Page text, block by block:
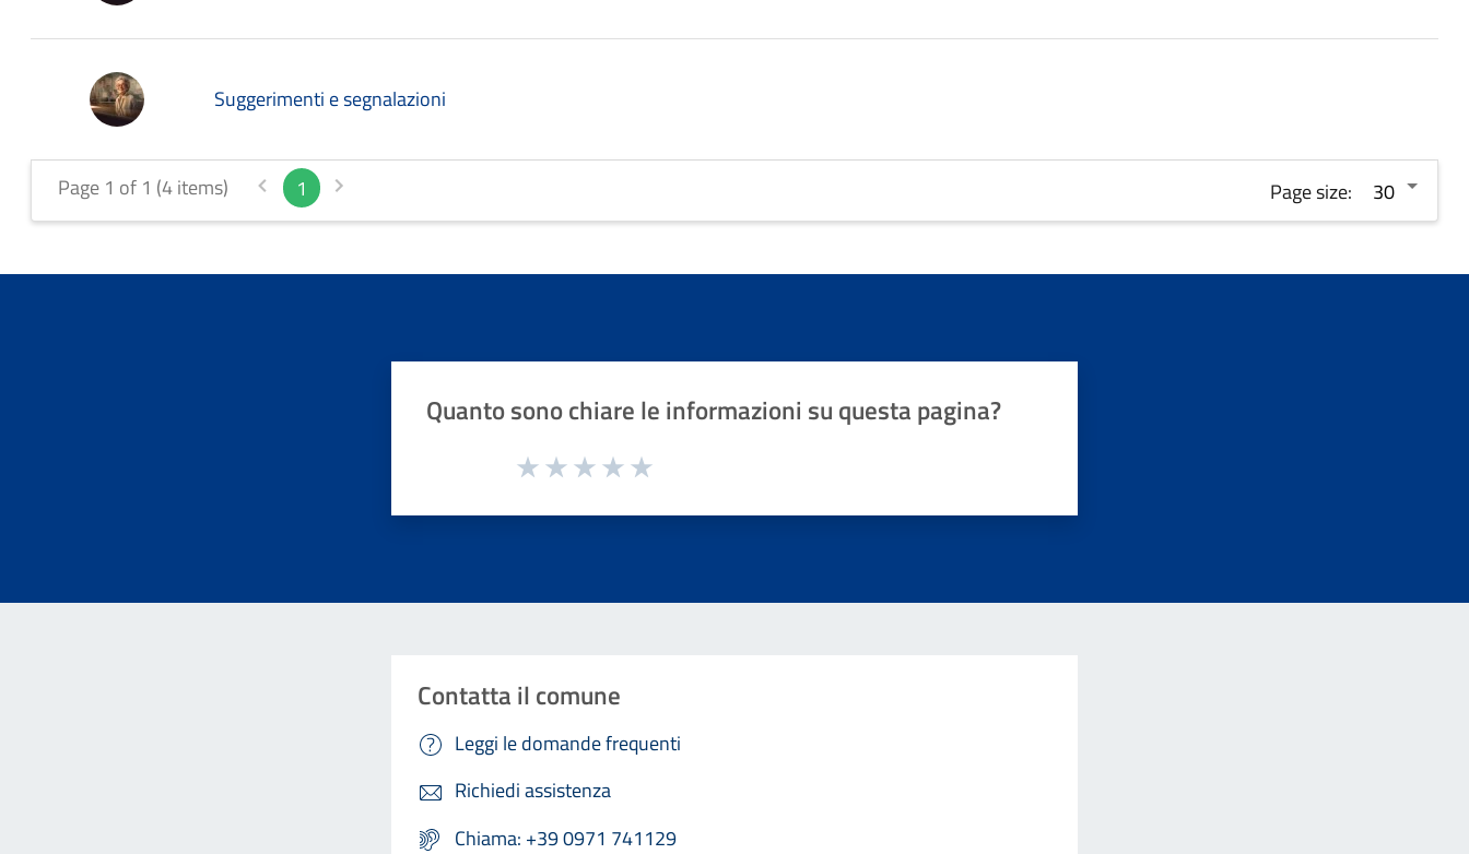
Suggerimenti e segnalazioni
Page 1 of 1 (4 items) 1 Page size:
Quanto sono chiare le informazioni su questa pagina?
Valuta da 1 a 5 stelle la pagina
Contatta il comune
Leggi le domande frequenti
Richiedi assistenza
Chiama: +39 0971 741129